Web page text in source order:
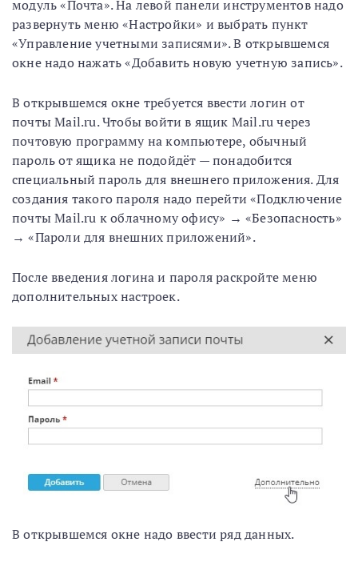
модуль «Почта». На левой панели инструментов надо
развернуть меню «Настройки» и выбрать пункт
«Управление учетными записями». В открывшемся
окне надо нажать «Добавить новую учетную запись».
В открывшемся окне требуется ввести логин от
почты Mail.ru. Чтобы войти в ящик Mail.ru через
почтовую программу на компьютере, обычный
пароль от ящика не подойдёт — понадобится
специальный пароль для внешнего приложения. Для
создания такого пароля надо перейти «Подключение
почты Mail.ru к облачному офису» → «Безопасность»
→ «Пароли для внешних приложений».
После введения логина и пароля раскройте меню
дополнительных настроек.
В открывшемся окне надо ввести ряд данных.